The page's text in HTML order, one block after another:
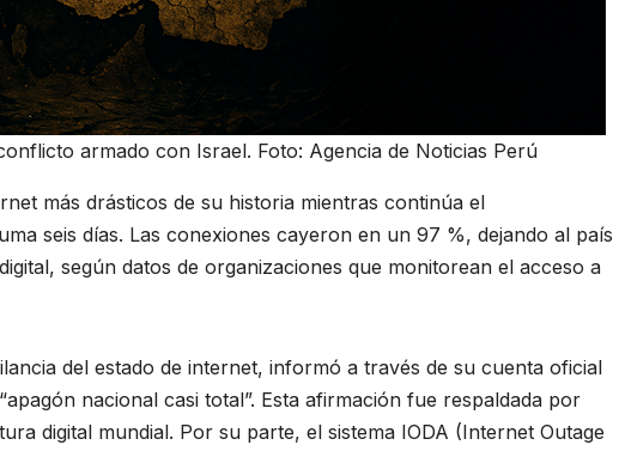
armado con Israel. Foto: Agencia de Noticias Perú
más drásticos de su historia mientras continúa el
seis días. Las conexiones cayeron en un 97 %, dejando al país
según datos de organizaciones que monitorean el acceso a
del estado de internet, informó a través de su cuenta oficial
nacional casi total”. Esta afirmación fue respaldada por
digital mundial. Por su parte, el sistema IODA (Internet Outage